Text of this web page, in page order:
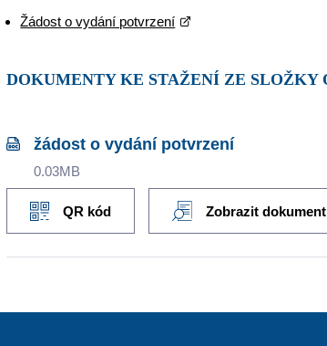
Žádost o vydání potvrzení
DOKUMENTY KE STAŽENÍ ZE
žádost o vydání potvrzení
0.03MB
QR kód Zobrazit dokument